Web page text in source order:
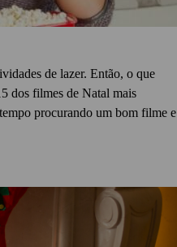
de lazer. Então, o que
dos filmes de Natal mais
procurando um bom filme e